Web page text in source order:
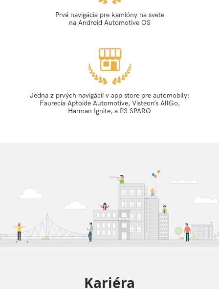
Prvá navigácia pre kamióny na svete
na Android Automotive OS
Jedna z prvých navigácií v app store pre automobily:
Faurecia Aptoide Automotive, Visteon’s AllGo,
Harman Ignite, a P3 SPARQ
Kariéra